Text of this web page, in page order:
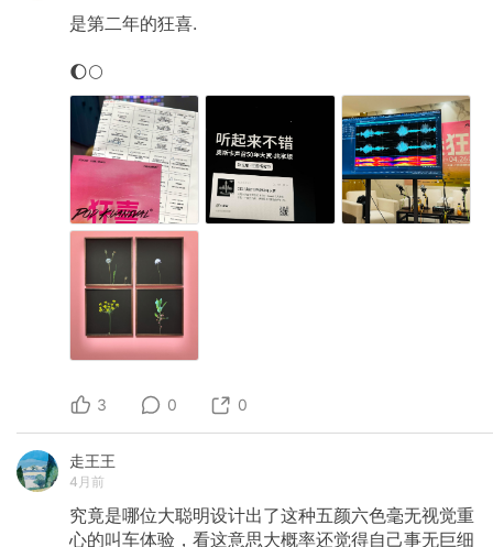
是第二年的狂喜.
🌔🌕
3 0 0
走王王
4月前
究竟是哪位大聪明设计出了这种五颜六色毫无视觉重
心的叫车体验，看这意思大概率还觉得自己事无巨细